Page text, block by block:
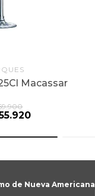
Macassar
.900
.920
de Nueva Americana